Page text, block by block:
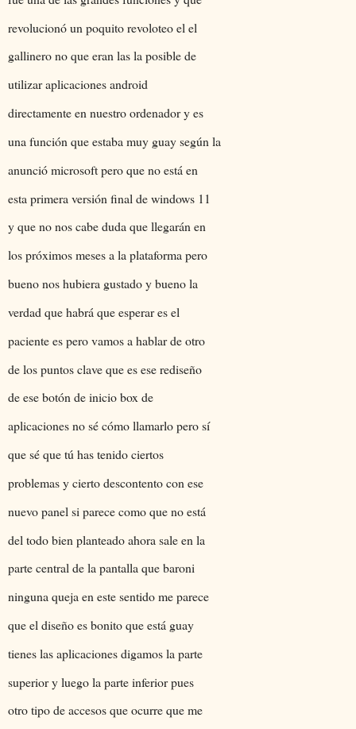
revolucionó un poquito revoloteo el el
gallinero no que eran las la posible de
utilizar aplicaciones android
directamente en nuestro ordenador y es
una función que estaba muy guay según la
anunció microsoft pero que no está en
esta primera versión final de windows 11
y que no nos cabe duda que llegarán en
los próximos meses a la plataforma pero
bueno nos hubiera gustado y bueno la
verdad que habrá que esperar es el
paciente es pero vamos a hablar de otro
de los puntos clave que es ese rediseño
de ese botón de inicio box de
aplicaciones no sé cómo llamarlo pero sí
que sé que tú has tenido ciertos
problemas y cierto descontento con ese
nuevo panel si parece como que no está
del todo bien planteado ahora sale en la
parte central de la pantalla que baroni
ninguna queja en este sentido me parece
que el diseño es bonito que está guay
tienes las aplicaciones digamos la parte
superior y luego la parte inferior pues
otro tipo de accesos que ocurre que me